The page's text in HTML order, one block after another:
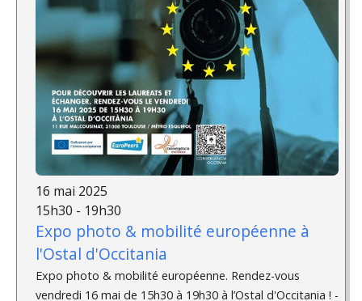
16 mai 2025
15h30 - 19h30
Expo photo & mobilité européenne à
l'Ostal d'Occitania
Expo photo & mobilité européenne. Rendez-vous
vendredi 16 mai de 15h30 à 19h30 à l’Ostal d'Occitania ! ­